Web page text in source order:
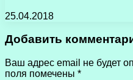
25.04.2018
Добавить
Ваш адрес email не будет
поля помечены *